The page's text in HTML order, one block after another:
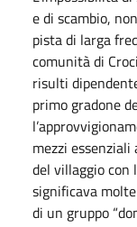
e di scambio,
pista di larga
comunità di
risulti
primo gradone
mezzi
del villaggio
significava
di un gruppo